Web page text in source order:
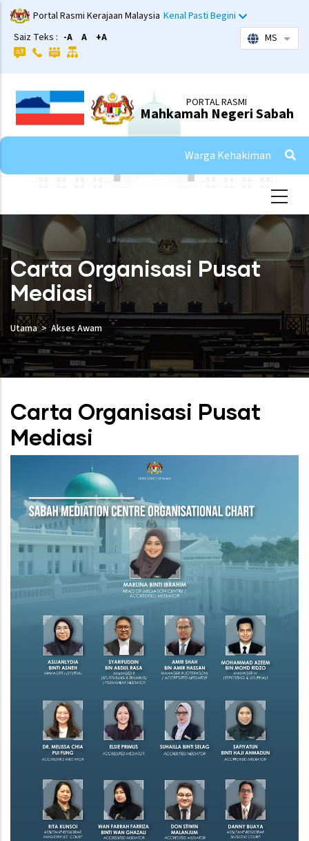
Skip
to
main
content
Portal Rasmi Kerajaan Malaysia Kenal Pasti Begini
MS
List
Saiz Teks : -A A +A
PORTAL RASMI
Mahkamah Negeri Sabah
Warga Kehakiman
Carta Organisasi Pusat
Mediasi
Utama Akses Awam
Carta Organisasi Pusat
Mediasi